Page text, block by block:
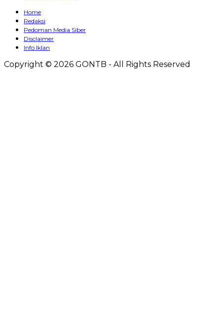
Home
Redaksi
Pedoman Media Siber
Disclaimer
Info Iklan
Copyright © 2026 GONTB - All Rights Reserved